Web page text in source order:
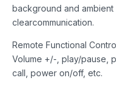
background and
clearcommunication.
Remote Functional
Volume +/-, play/pause,
call, power on/off, etc.